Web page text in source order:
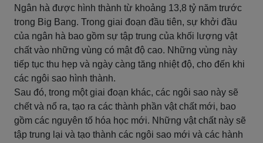
Ngân hà được hình thành từ khoảng 13,8 tỷ năm trước
trong Big Bang. Trong giai đoạn đầu tiên, sự khởi đầu
của ngân hà bao gồm sự tập trung của khối lượng vật
chất vào những vùng có mật độ cao. Những vùng này
tiếp tục thu hẹp và ngày càng tăng nhiệt độ, cho đến khi
các ngôi sao hình thành.
Sau đó, trong một giai đoạn khác, các ngôi sao này sẽ
chết và nổ ra, tạo ra các thành phần vật chất mới, bao
gồm các nguyên tố hóa học mới. Những vật chất này sẽ
tập trung lại và tạo thành các ngôi sao mới và các hành